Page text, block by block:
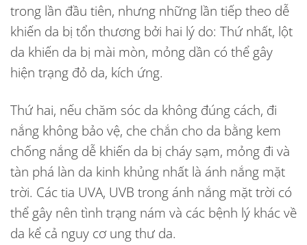
trong lần đầu tiên, nhưng những lần tiếp theo dễ
khiến da bị tổn thương bởi hai lý do: Thứ nhất, lột
da khiến da bị mài mòn, mỏng dần có thể gây
hiện trạng đỏ da, kích ứng.
Thứ hai, nếu chăm sóc da không đúng cách, đi
nắng không bảo vệ, che chắn cho da bằng kem
chống nắng dễ khiến da bị cháy sạm, mỏng đi và
tàn phá làn da kinh khủng nhất là ánh nắng mặt
trời. Các tia UVA, UVB trong ánh nắng mặt trời có
thể gây nên tình trạng nám và các bệnh lý khác về
da kể cả nguy cơ ung thư da.